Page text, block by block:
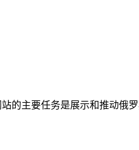
的主要任务是展示和推动俄